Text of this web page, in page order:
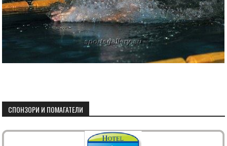
СПОНЗОРИ И ПОМАГАТЕЛИ